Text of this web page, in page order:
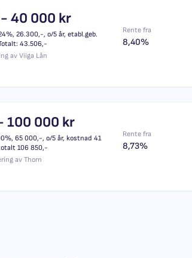
40 000 kr
26.300,-, o/5 år, etabl.geb.
43.506,-
av Viiga Lån
Rente fra
8,40%
100 000 kr
65 000,-, o/5 år, kostnad 41
106 850,-
av Thorn
Rente fra
8,73%